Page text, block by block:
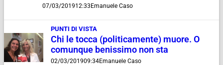
07/03/201912:33Emanuele Caso
PUNTI DI VISTA
Chi le tocca (politicamente) muore. O
comunque benissimo non sta
02/03/201909:34Emanuele Caso